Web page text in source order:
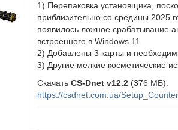
1) Перепаковка установщика,
приблизительно со средины 2025
появилось ложное срабатывание
встроенного в Windows 11
2) Добавлены 3 карты и
3) Другие мелкие косметические
СкачатьCS-Dnet v12.2 (376 МБ):
https://csdnet.com.ua/